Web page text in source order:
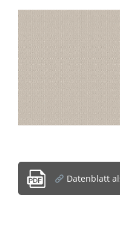
Datenblatt